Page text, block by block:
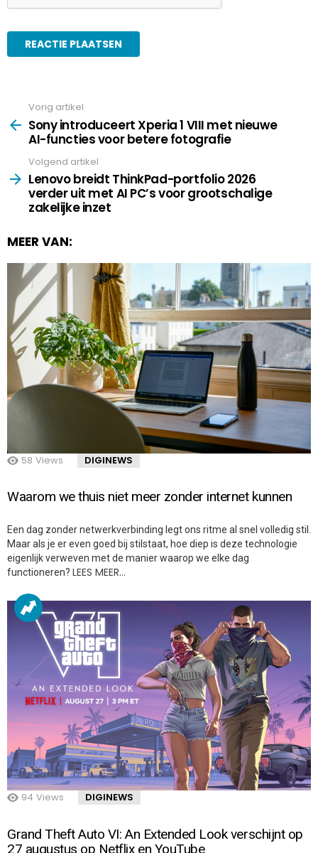
more
Vorig artikel
Sony introduceert Xperia 1 VIII met nieuwe
AI-functies voor betere fotografie
Volgend artikel
Lenovo breidt ThinkPad-portfolio 2026
verder uit met AI PC’s voor grootschalige
zakelijke inzet
MEER VAN:
58 Views DIGINEWS
Waarom we thuis niet meer zonder internet kunnen
Een dag zonder netwerkverbinding legt ons ritme al snel volledig stil.
Maar als je er even goed bij stilstaat, hoe diep is deze technologie
eigenlijk verweven met de manier waarop we elke dag
functioneren? LEES MEER…
94 Views DIGINEWS
Grand Theft Auto VI: An Extended Look verschijnt op
27 augustus op Netflix en YouTube